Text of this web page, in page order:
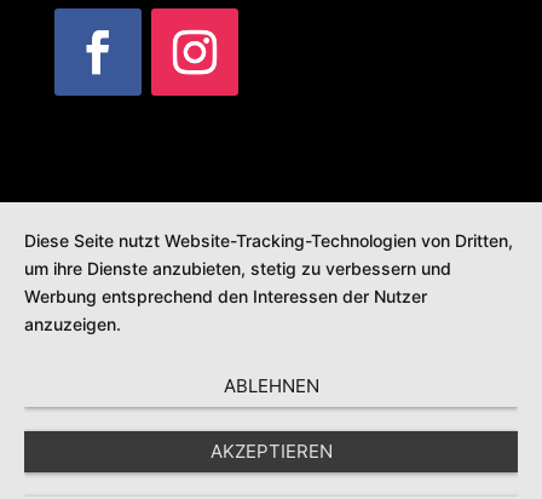
Diese Seite nutzt Website-Tracking-Technologien von Dritten,
um ihre Dienste anzubieten, stetig zu verbessern und
Werbung entsprechend den Interessen der Nutzer
anzuzeigen.
ABLEHNEN
AKZEPTIEREN